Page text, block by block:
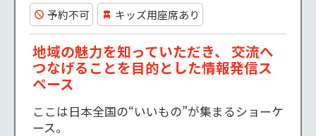
予約不可
キッズ用座席あり
地域の魅力を知っていただき、 交流へ
つなげることを目的とした情報発信ス
ペース
ここは日本全国の“いいもの”が集まるショーケ
ース。